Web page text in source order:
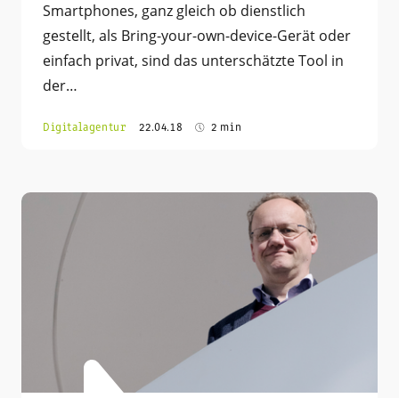
Smartphones, ganz gleich ob dienstlich
gestellt, als Bring-your-own-device-Gerät oder
einfach privat, sind das unterschätzte Tool in
der…
Digitalagentur 22.04.18 2 min